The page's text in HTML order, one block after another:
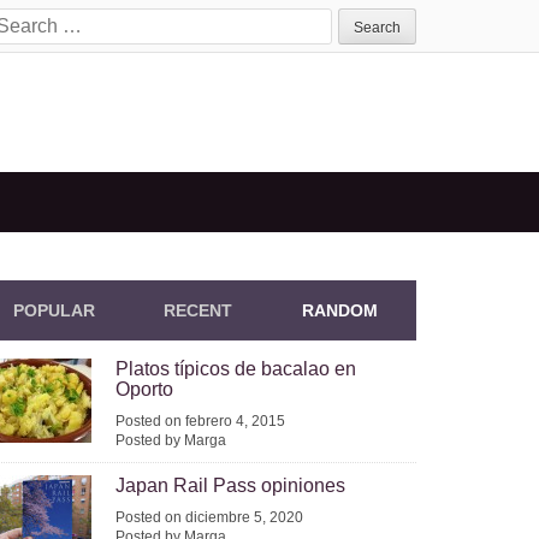
POPULAR RECENT RANDOM
Platos típicos de bacalao en
Oporto
Posted on febrero 4, 2015
Posted by Marga
Japan Rail Pass opiniones
Posted on diciembre 5, 2020